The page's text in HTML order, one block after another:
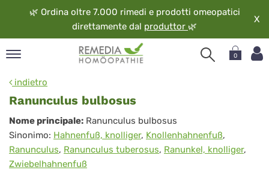
🌿 Ordina oltre 7.000 rimedi e prodotti omeopatici
direttamente dal produttor 🌿
X
0
indietro
Ranunculus bulbosus
Ranunculus
bulbosus
Nome principale: Ranunculus bulbosus
Sinonimo: Hahnenfuß, knolliger, Knollenhahnenfuß,
Ranunculus, Ranunculus tuberosus, Ranunkel, knolliger,
Zwiebelhahnenfuß